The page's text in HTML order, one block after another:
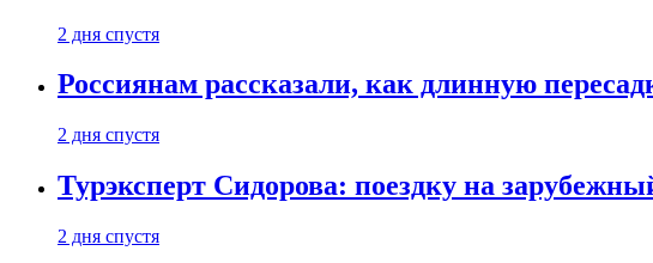
2 дня спустя
Россиянам рассказали, как длинную
2 дня спустя
Турэксперт Сидорова: поездку на
2 дня спустя